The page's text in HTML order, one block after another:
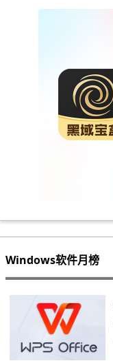
Windows软件月榜